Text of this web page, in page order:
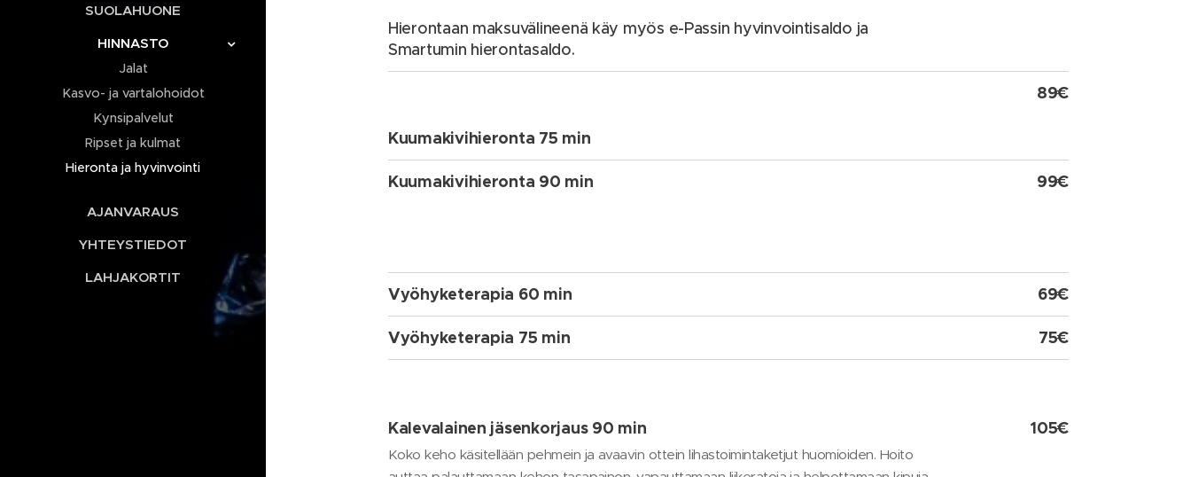
SUOLAHUONE
HINNASTO
Jalat
Kasvo- ja vartalohoidot
Kynsipalvelut
Ripset ja kulmat
Hieronta ja hyvinvointi
AJANVARAUS
YHTEYSTIEDOT
LAHJAKORTIT
Hierontaan maksuvälineenä käy myös e-Passin hyvinvointisaldo ja
Smartumin hierontasaldo.
Kuumakivihieronta 75 min
89€
Kuumakivihieronta 90 min 99€
Vyöhyketerapia 60 min 69€
Vyöhyketerapia 75 min 75€
Kalevalainen jäsenkorjaus 90 min
Koko keho käsitellään pehmein ja avaavin ottein lihastoimintaketjut huomioiden. Hoito
105€